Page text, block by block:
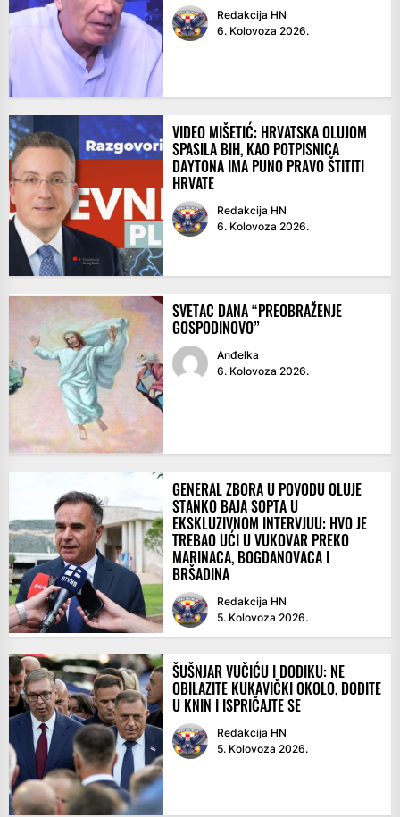
Redakcija HN
6. Kolovoza 2026.
VIDEO MIŠETIĆ: HRVATSKA OLUJOM
SPASILA BIH, KAO POTPISNICA
DAYTONA IMA PUNO PRAVO ŠTITITI
HRVATE
Redakcija HN
6. Kolovoza 2026.
SVETAC DANA “PREOBRAŽENJE
GOSPODINOVO”
Anđelka
6. Kolovoza 2026.
GENERAL ZBORA U POVODU OLUJE
STANKO BAJA SOPTA U
EKSKLUZIVNOM INTERVJUU: HVO JE
TREBAO UĆI U VUKOVAR PREKO
MARINACA, BOGDANOVACA I
BRŠADINA
Redakcija HN
5. Kolovoza 2026.
ŠUŠNJAR VUČIĆU I DODIKU: NE
OBILAZITE KUKAVIČKI OKOLO, DOĐITE
U KNIN I ISPRIČAJTE SE
Redakcija HN
5. Kolovoza 2026.